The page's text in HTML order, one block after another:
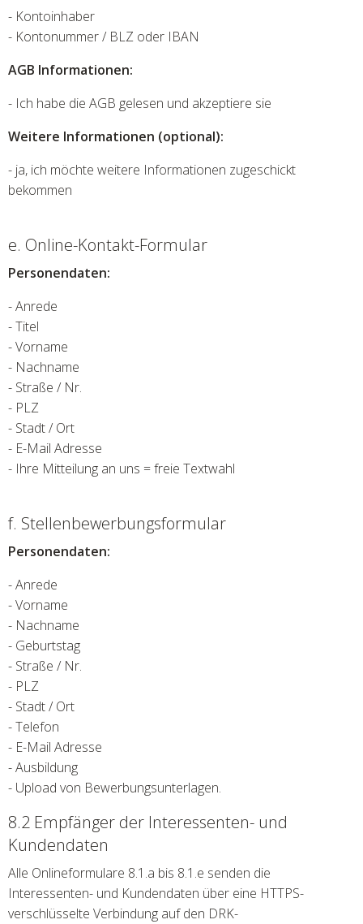
- Kontoinhaber
- Kontonummer / BLZ oder IBAN
AGB Informationen:
- Ich habe die AGB gelesen und akzeptiere sie
Weitere Informationen (optional):
- ja, ich möchte weitere Informationen zugeschickt
bekommen
e. Online-Kontakt-Formular
Personendaten:
- Anrede
- Titel
- Vorname
- Nachname
- Straße / Nr.
- PLZ
- Stadt / Ort
- E-Mail Adresse
- Ihre Mitteilung an uns = freie Textwahl
f. Stellenbewerbungsformular
Personendaten:
- Anrede
- Vorname
- Nachname
- Geburtstag
- Straße / Nr.
- PLZ
- Stadt / Ort
- Telefon
- E-Mail Adresse
- Ausbildung
- Upload von Bewerbungsunterlagen.
8.2 Empfänger der Interessenten- und
Kundendaten
Alle Onlineformulare 8.1.a bis 8.1.e senden die
Interessenten- und Kundendaten über eine HTTPS-
verschlüsselte Verbindung auf den DRK-